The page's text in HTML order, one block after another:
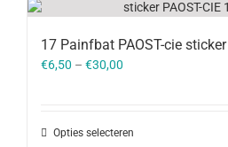
17 Painfbat PAOST-cie sticker
€6,50 – €30,00
Opties selecteren